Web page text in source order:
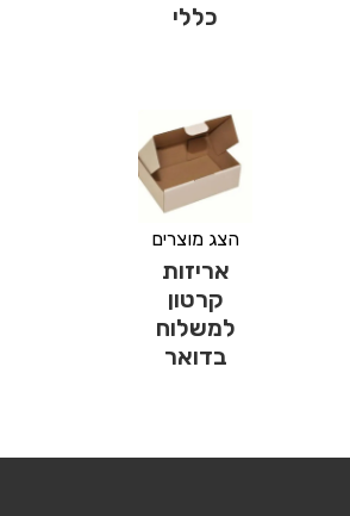
כללי
הצג מוצרים
אריזות
קרטון
למשלוח
בדואר